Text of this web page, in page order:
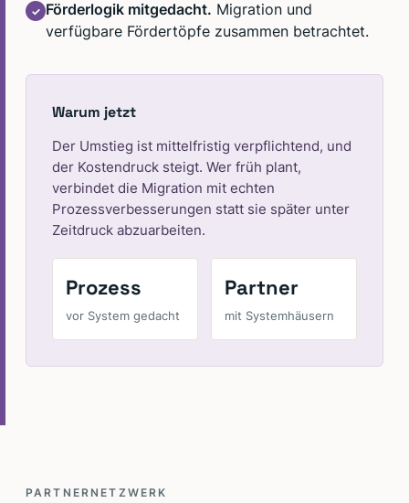
✓ Förderlogik mitgedacht. Migration und
verfügbare Fördertöpfe zusammen betrachtet.
Warum jetzt
Der Umstieg ist mittelfristig verpflichtend, und
der Kostendruck steigt. Wer früh plant,
verbindet die Migration mit echten
Prozessverbesserungen statt sie später unter
Zeitdruck abzuarbeiten.
Prozess
vor System gedacht
Partner
mit Systemhäusern
PARTNERNETZWERK